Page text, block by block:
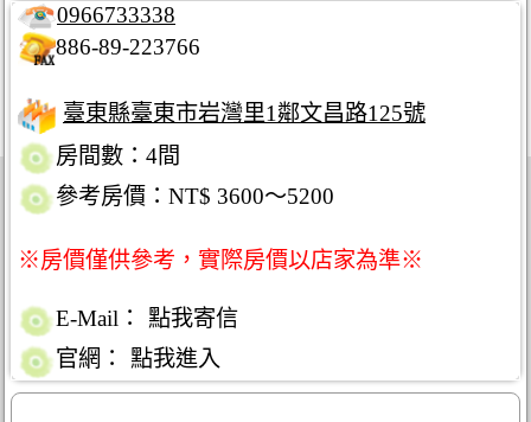
0966733338
886-89-223766
臺東縣臺東市岩灣里1鄰文昌路125號
房間數：4間
參考房價：NT$ 3600～5200
※房價僅供參考，實際房價以店家為準※
E-Mail：
點我寄信
官網：
點我進入